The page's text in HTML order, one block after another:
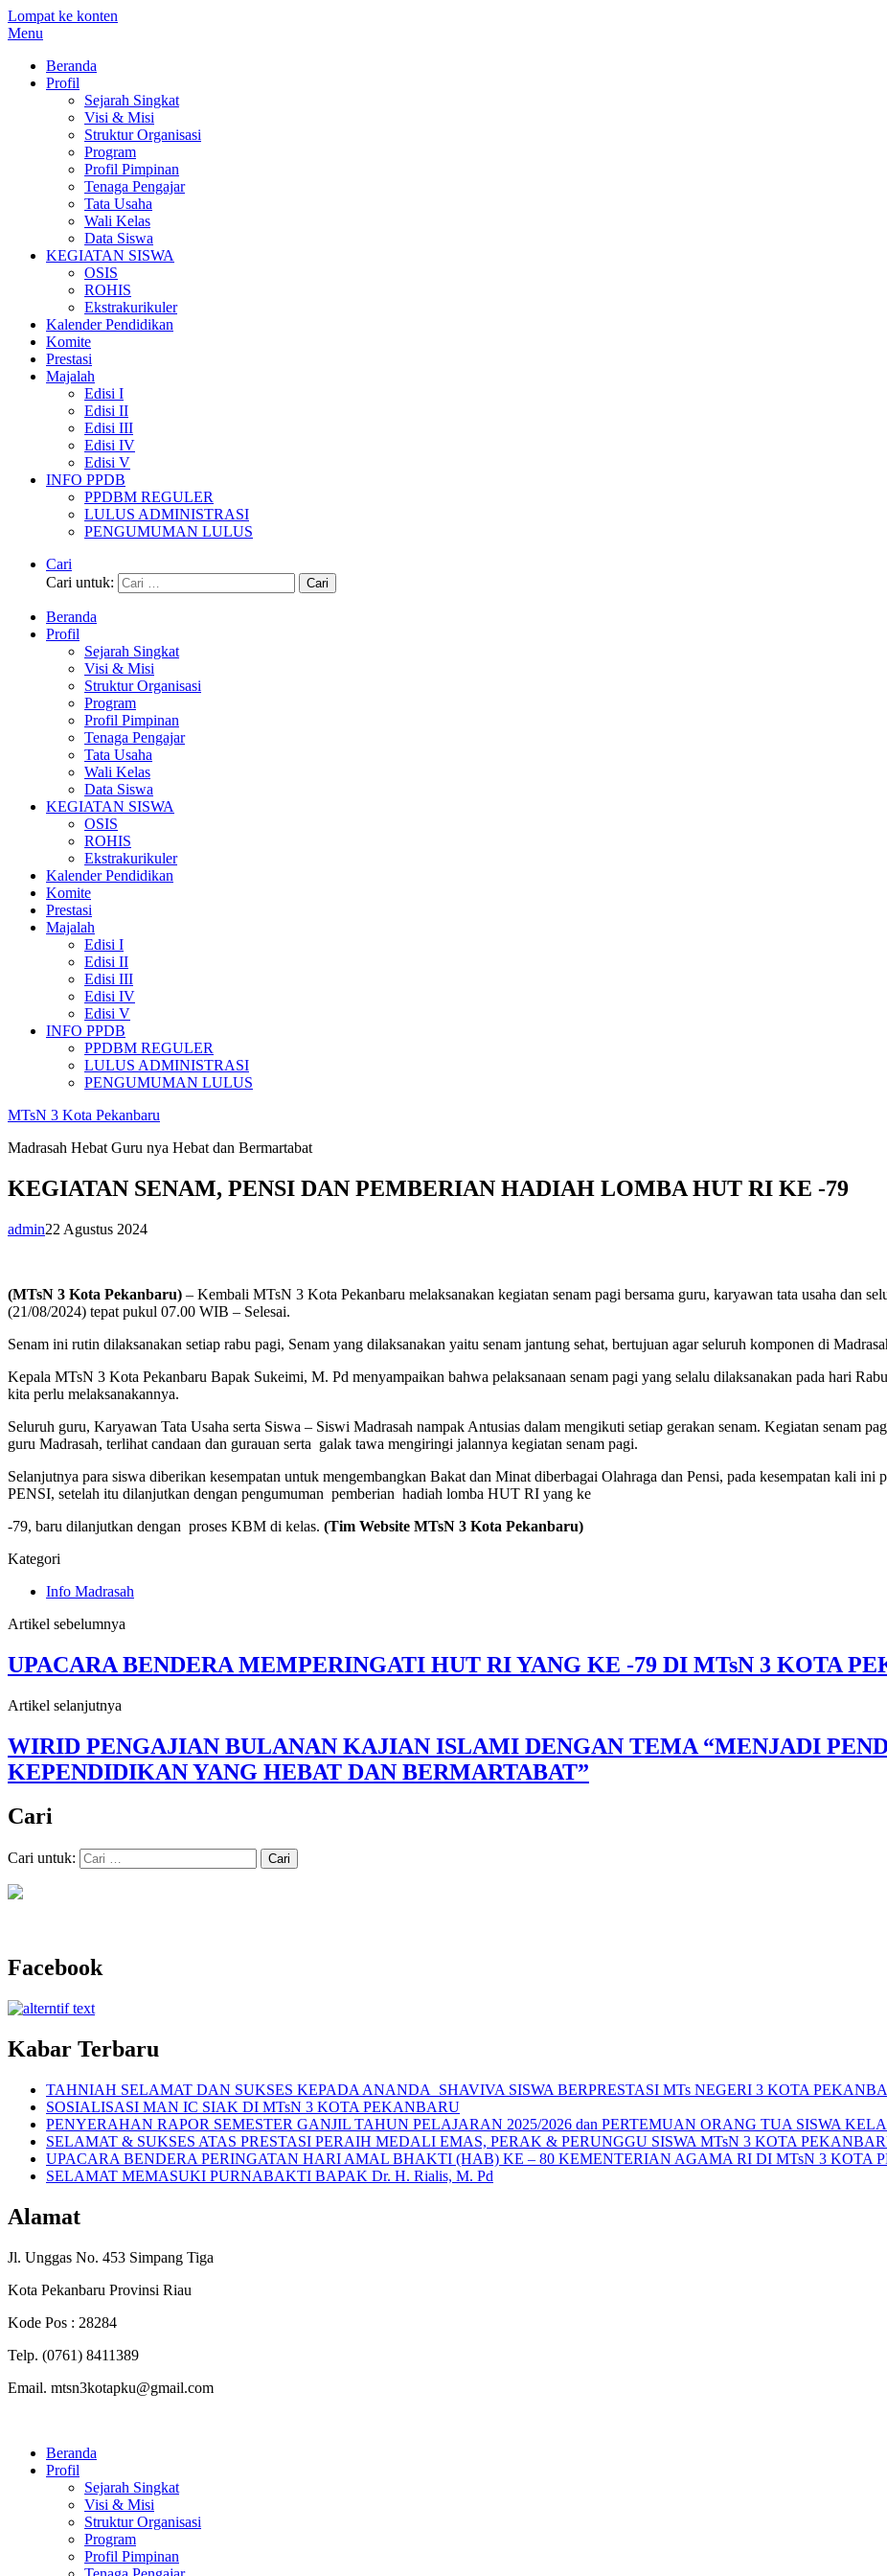
Lompat ke konten
Menu
Beranda
Profil
Sejarah Singkat
Visi & Misi
Struktur Organisasi
Program
Profil Pimpinan
Tenaga Pengajar
Tata Usaha
Wali Kelas
Data Siswa
KEGIATAN SISWA
OSIS
ROHIS
Ekstrakurikuler
Kalender Pendidikan
Komite
Prestasi
Majalah
Edisi I
Edisi II
Edisi III
Edisi IV
Edisi V
INFO PPDB
PPDBM REGULER
LULUS ADMINISTRASI
PENGUMUMAN LULUS
Cari
Cari untuk:
Beranda
Profil
Sejarah Singkat
Visi & Misi
Struktur Organisasi
Program
Profil Pimpinan
Tenaga Pengajar
Tata Usaha
Wali Kelas
Data Siswa
KEGIATAN SISWA
OSIS
ROHIS
Ekstrakurikuler
Kalender Pendidikan
Komite
Prestasi
Majalah
Edisi I
Edisi II
Edisi III
Edisi IV
Edisi V
INFO PPDB
PPDBM REGULER
LULUS ADMINISTRASI
PENGUMUMAN LULUS
MTsN 3 Kota Pekanbaru
Madrasah Hebat Guru nya Hebat dan Bermartabat
KEGIATAN SENAM, PENSI DAN PEMBERIAN HADIAH LOMBA HUT RI KE -79
admin22 Agustus 2024
(MTsN 3 Kota Pekanbaru) – Kembali MTsN 3 Kota Pekanbaru melaksanakan kegiatan senam pagi bersama guru, karyawan tata usaha dan
(21/08/2024) tepat pukul 07.00 WIB – Selesai.
Senam ini rutin dilaksanakan setiap rabu pagi, Senam yang dilaksanakan yaitu senam jantung sehat, bertujuan agar seluruh komponen di
Kepala MTsN 3 Kota Pekanbaru Bapak Sukeimi, M. Pd menyampaikan bahwa pelaksanaan senam pagi yang selalu dilaksanakan pada hari
kita perlu melaksanakannya.
Seluruh guru, Karyawan Tata Usaha serta Siswa – Siswi Madrasah nampak Antusias dalam mengikuti setiap gerakan senam. Kegiatan senam
guru Madrasah, terlihat candaan dan gurauan serta galak tawa mengiringi jalannya kegiatan senam pagi.
Selanjutnya para siswa diberikan kesempatan untuk mengembangkan Bakat dan Minat diberbagai Olahraga dan Pensi, pada kesempatan kali
PENSI, setelah itu dilanjutkan dengan pengumuman pemberian hadiah lomba HUT RI yang ke
-79, baru dilanjutkan dengan proses KBM di kelas. (Tim Website MTsN 3 Kota Pekanbaru)
Kategori
Info Madrasah
Artikel sebelumnya
UPACARA BENDERA MEMPERINGATI HUT RI YANG KE -79 DI MTsN 3 KOTA
Artikel selanjutnya
WIRID PENGAJIAN BULANAN KAJIAN ISLAMI DENGAN TEMA “MENJADI
KEPENDIDIKAN YANG HEBAT DAN BERMARTABAT”
Cari
Cari untuk:
Facebook
Kabar Terbaru
TAHNIAH SELAMAT DAN SUKSES KEPADA ANANDA SHAVIVA SISWA BERPRESTASI MTs NEGERI 3 KOTA
SOSIALISASI MAN IC SIAK DI MTsN 3 KOTA PEKANBARU
PENYERAHAN RAPOR SEMESTER GANJIL TAHUN PELAJARAN 2025/2026 dan PERTEMUAN ORANG TUA SISWA
SELAMAT & SUKSES ATAS PRESTASI PERAIH MEDALI EMAS, PERAK & PERUNGGU SISWA MTsN 3 KOTA
UPACARA BENDERA PERINGATAN HARI AMAL BHAKTI (HAB) KE – 80 KEMENTERIAN AGAMA RI DI MTsN 3 KOTA
SELAMAT MEMASUKI PURNABAKTI BAPAK Dr. H. Rialis, M. Pd
Alamat
Jl. Unggas No. 453 Simpang Tiga
Kota Pekanbaru Provinsi Riau
Kode Pos : 28284
Telp. (0761) 8411389
Email. mtsn3kotapku@gmail.com
Beranda
Profil
Sejarah Singkat
Visi & Misi
Struktur Organisasi
Program
Profil Pimpinan